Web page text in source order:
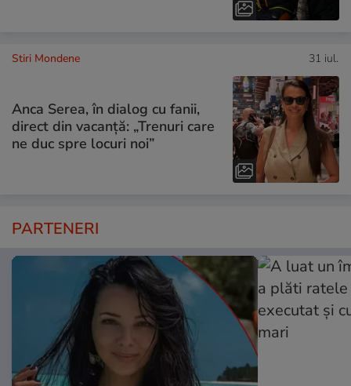
Stiri Mondene 31 iul.
Anca Serea, în dialog cu fanii,
direct din vacanță: „Trenuri care
ne duc spre locuri noi”
PARTENERI